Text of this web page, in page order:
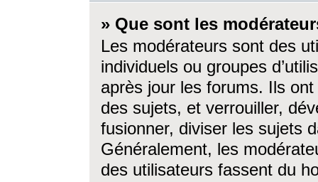
» Que sont les
Les modérateurs sont des
individuels ou groupes
après jour les forums. Ils ont
des sujets, et verrouiller,
fusionner, diviser les sujets
Généralement, les
des utilisateurs fassent du